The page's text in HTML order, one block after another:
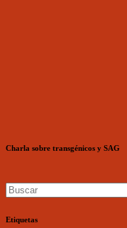
Charla sobre transgénicos y SAG
Etiquetas